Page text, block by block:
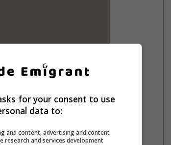
for your consent to use
data to:
and content, advertising and content
research and services development